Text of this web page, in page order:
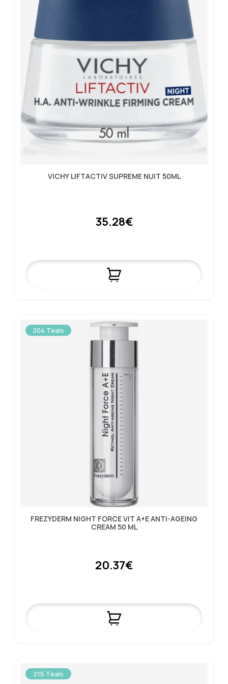
VICHY LIFTACTIV SUPREME NUIT 50ML
35.28€
204 Teals
FREZYDERM NIGHT FORCE VIT A+E ANTI-AGEING
CREAM 50 ML
20.37€
215 Teals